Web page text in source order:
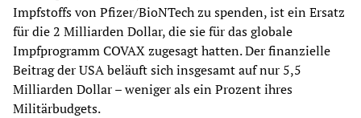
Impfstoffs von Pfizer/BioNTech zu spenden, ist ein Ersatz
für die 2 Milliarden Dollar, die sie für das globale
Impfprogramm COVAX zugesagt hatten. Der finanzielle
Beitrag der USA beläuft sich insgesamt auf nur 5,5
Milliarden Dollar – weniger als ein Prozent ihres
Militärbudgets.